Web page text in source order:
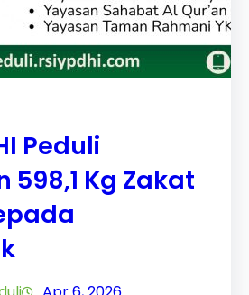
Peduli
598,1 Kg Zakat